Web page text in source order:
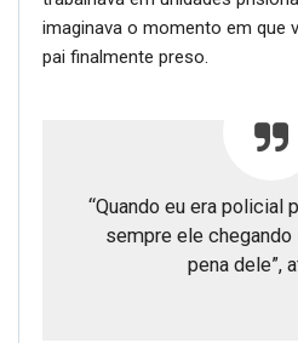
“Quando eu era policial
pena dele”,